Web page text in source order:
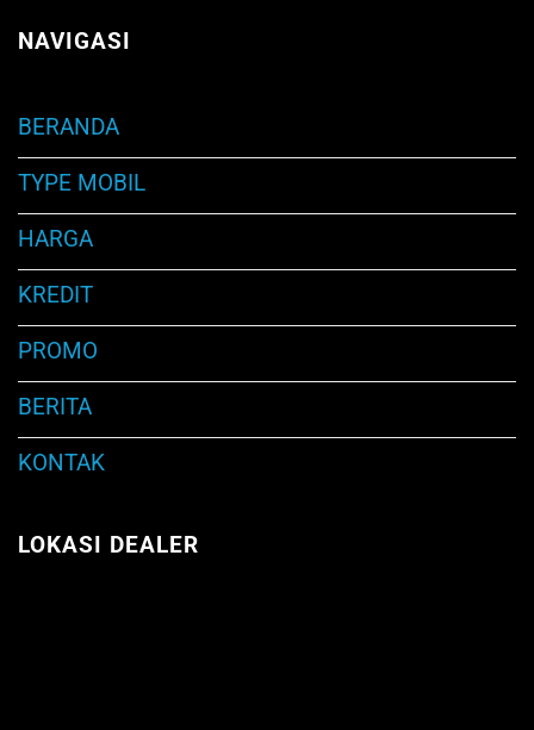
NAVIGASI
BERANDA
TYPE MOBIL
HARGA
KREDIT
PROMO
BERITA
KONTAK
LOKASI DEALER